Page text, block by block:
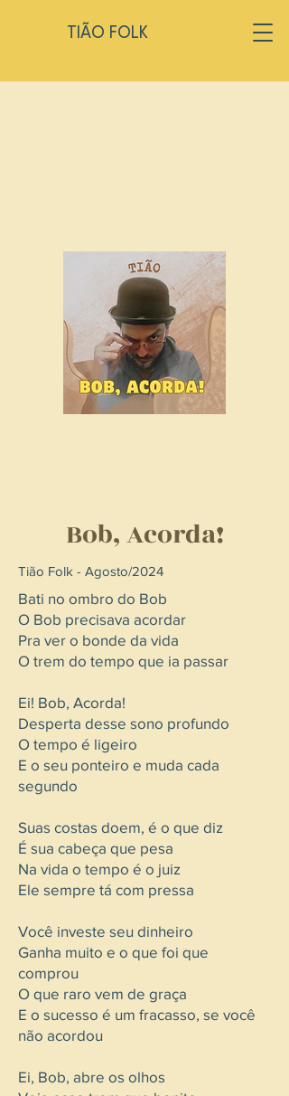
TIÃO FOLK
Bob, Acorda!
Tião Folk - Agosto/2024
Bati no ombro do Bob
O Bob precisava acordar
Pra ver o bonde da vida
O trem do tempo que ia passar
Ei! Bob, Acorda!
Desperta desse sono profundo
O tempo é ligeiro
E o seu ponteiro e muda cada
segundo
Suas costas doem, é o que diz
É sua cabeça que pesa
Na vida o tempo é o juiz
Ele sempre tá com pressa
Você investe seu dinheiro
Ganha muito e o que foi que
comprou
O que raro vem de graça
E o sucesso é um fracasso, se você
não acordou
Ei, Bob, abre os olhos